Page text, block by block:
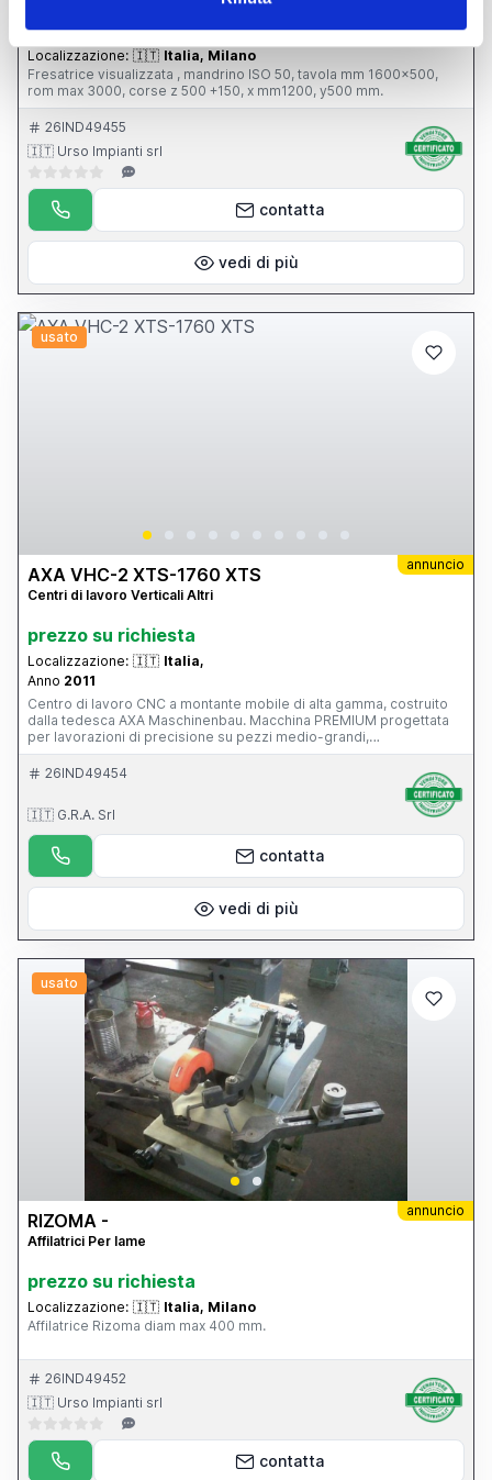
prezzo su richiesta
Localizzazione: 🇮🇹 Italia, Milano
Fresatrice visualizzata , mandrino ISO 50, tavola mm 1600x500,
rom max 3000, corse z 500 +150, x mm1200, y500 mm.
26IND49455
🇮🇹 Urso Impianti srl
contatta
vedi di più
usato
annuncio
AXA VHC-2 XTS-1760 XTS
Centri di lavoro Verticali Altri
prezzo su richiesta
Localizzazione: 🇮🇹 Italia,
Anno 2011
Centro di lavoro CNC a montante mobile di alta gamma, costruito
dalla tedesca AXA Maschinenbau. Macchina PREMIUM progettata
per lavorazioni di precisione su pezzi medio-grandi,
particolarmente diffusa nei settori: stampi e attrezzature;
aerospaziale; energia; costruzione macchine; componenti di
a un classico centro verticale a tavola mobile, con 39.500 ore di
lavoro, CN Siemens 840D, funzionante e con manutenzione
impeccabile, superaccessoriata (magazzino utensili, evacuatore di
truciolo...), mandrino in ottimo stato.
26IND49454
🇮🇹 G.R.A. Srl
contatta
vedi di più
usato
annuncio
RIZOMA -
Affilatrici Per lame
prezzo su richiesta
Localizzazione: 🇮🇹 Italia, Milano
Affilatrice Rizoma diam max 400 mm.
26IND49452
🇮🇹 Urso Impianti srl
contatta